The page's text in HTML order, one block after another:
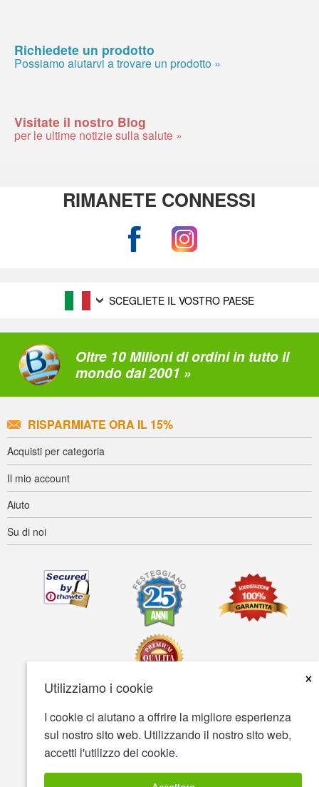
Utilizziamo i cookie
×
I cookie ci aiutano a offrire la migliore esperienza
sul nostro sito web. Utilizzando il nostro sito web,
accetti l'utilizzo dei cookie.
Richiedete un prodotto
Possiamo aiutarvi a trovare un prodotto »
Visitate il nostro Blog
per le ultime notizie sulla salute »
RIMANETE CONNESSI
SCEGLIETE IL VOSTRO PAESE
Oltre 10 Milioni di ordini in tutto il
mondo dal 2001 »
RISPARMIATE ORA IL 15%
Acquisti per categoria
Il mio account
Aiuto
Su di noi
Accessibilità Termini d'uso Tutela della privacy
© Copyright 2001-2026 BIOVEA. Tutti i diritti riservati